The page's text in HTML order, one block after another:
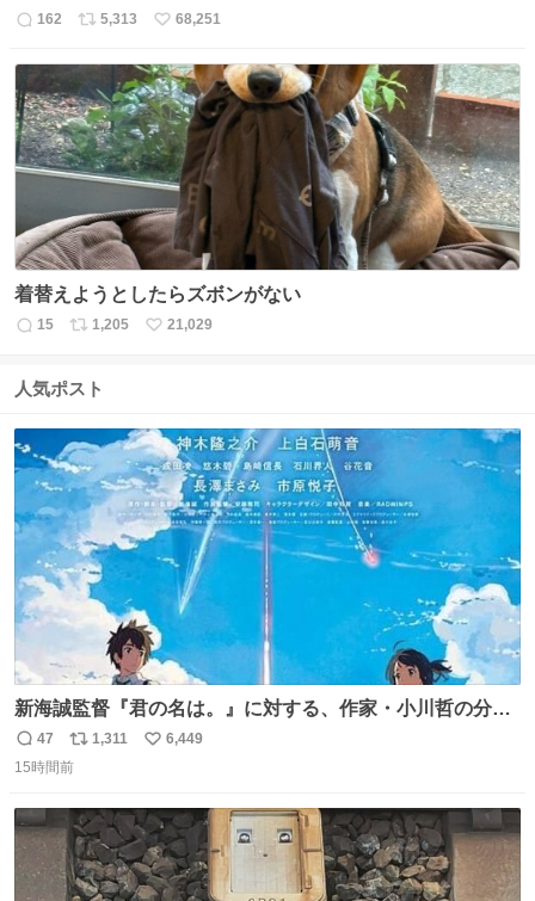
返
162
リ
ト
数
5,313
い
ね
数
68,251
着替えようとしたらズボンがない
返
数
15
リ
ス
数
1,205
い
21,029
人気ポスト
新海誠監督『君の名は。』に対する、作家・小川哲の分析
が面白い。
返
信
47
リ
ポ
ト
数
1,311
い
数
6,449
15時間前